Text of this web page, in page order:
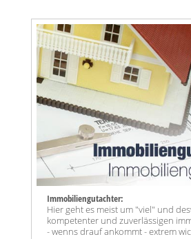
Immobiliengutachter:
Hier geht es meist um "viel" und
kompetenter und zuverlässigen
- wenns drauf ankommt - extrem